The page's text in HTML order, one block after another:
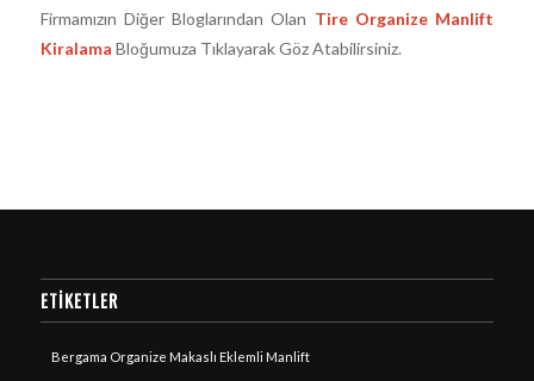
Firmamızın Diğer Bloglarından Olan Tire Organize Manlift
Kiralama Bloğumuza Tıklayarak Göz Atabilirsiniz.
ETIKETLER
Bergama Organize Makaslı Eklemli Manlift